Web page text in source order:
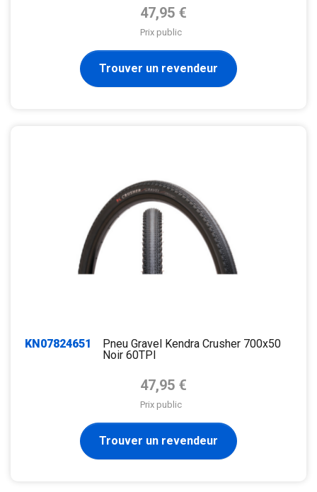
Prix de base
47,95 €
Prix public
Trouver un revendeur
KN07824651
Pneu Gravel Kendra Crusher 700x50
Noir 60TPI
Prix de base
47,95 €
Prix public
Trouver un revendeur